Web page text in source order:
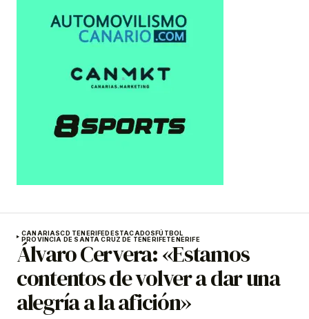
CANARIASCD TENERIFEDESTACADOSFÚTBOL
PROVINCIA DE SANTA CRUZ DE TENERIFETENERIFE
Álvaro Cervera: «Estamos
contentos de volver a dar una
alegría a la afición»